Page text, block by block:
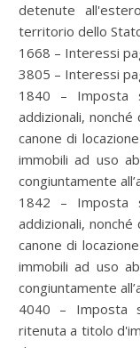
detenute
territorio dello Stato
1668 – Interessi
3805 – Interessi
1840 – Imposta
addizionali,
canone di
immobili ad uso
congiuntamente
1842 – Imposta
addizionali,
canone di
immobili ad uso
congiuntamente
4040 – Imposta
ritenuta a titolo